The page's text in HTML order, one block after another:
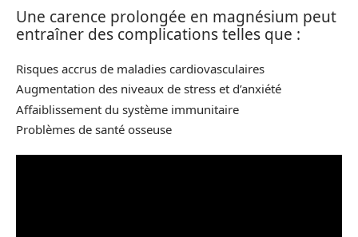
Une carence prolongée en magnésium peut
entraîner des complications telles que :
Risques accrus de maladies cardiovasculaires
Augmentation des niveaux de stress et d’anxiété
Affaiblissement du système immunitaire
Problèmes de santé osseuse